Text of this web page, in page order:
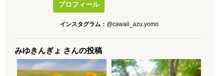
プロフィール
インスタグラム： @cawaii_azu.yomo
みゆきんぎょ さんの投稿